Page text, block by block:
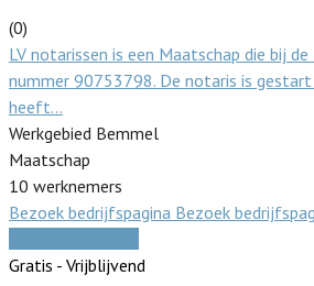
(0)
LV notarissen is een Maatschap die bij
nummer 90753798. De notaris is
heeft…
Werkgebied Bemmel
Maatschap
10 werknemers
Bezoek bedrijfspagina Bezoek
Gratis - Vrijblijvend